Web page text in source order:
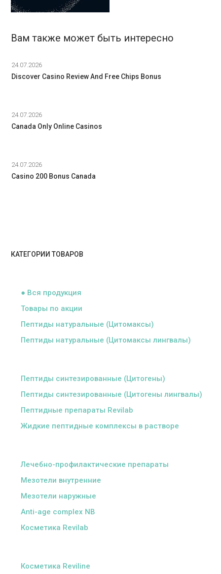
Вам также может быть интересно
24.07.2026
Discover Casino Review And Free Chips Bonus
24.07.2026
Canada Only Online Casinos
24.07.2026
Casino 200 Bonus Canada
КАТЕГОРИИ ТОВАРОВ
● Вся продукция
Товары по акции
Пептиды натуральные (Цитомаксы)
Пептиды натуральные (Цитомаксы лингвалы)
Пептиды синтезированные (Цитогены)
Пептиды синтезированные (Цитогены лингвалы)
Пептидные препараты Revilab
Жидкие пептидные комплексы в растворе
Лечебно-профилактические препараты
Мезотели внутренние
Мезотели наружные
Anti-age complex NB
Косметика Revilab
Косметика Reviline